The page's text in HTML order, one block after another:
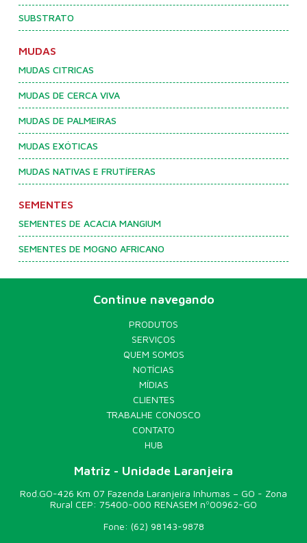
SUBSTRATO
MUDAS
MUDAS CITRICAS
MUDAS DE CERCA VIVA
MUDAS DE PALMEIRAS
MUDAS EXÓTICAS
MUDAS NATIVAS E FRUTÍFERAS
SEMENTES
SEMENTES DE ACACIA MANGIUM
SEMENTES DE MOGNO AFRICANO
Continue navegando
PRODUTOS
SERVIÇOS
QUEM SOMOS
NOTÍCIAS
MÍDIAS
CLIENTES
TRABALHE CONOSCO
CONTATO
HUB
Matriz - Unidade Laranjeira
Rod.GO-426 Km 07 Fazenda Laranjeira Inhumas – GO - Zona
Rural CEP: 75400-000 RENASEM nº00962-GO
Fone: (62) 98143-9878